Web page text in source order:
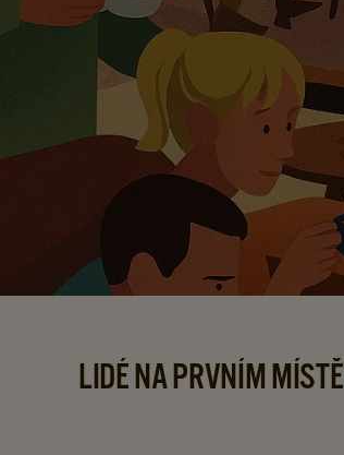
LIDÉ NA PRVNÍM MÍSTĚ